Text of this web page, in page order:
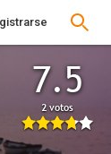
7.5
2 votos